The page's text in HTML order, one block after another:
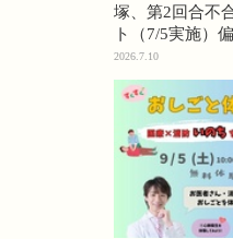
塚、第2回合不
ト（7/5実施）
74・桜蔭70＜PR
2026.7.10